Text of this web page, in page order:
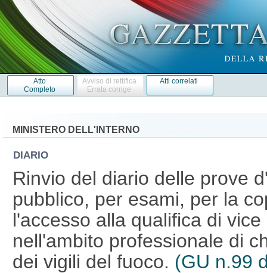
Atto
Completo
Avviso di rettifica
Errata corrige
Atti correlati
MINISTERO DELL'INTERNO
DIARIO
Rinvio del diario delle prove
pubblico, per esami, per la
l'accesso alla qualifica di
nell'ambito professionale di
dei vigili del fuoco. (GU n.99